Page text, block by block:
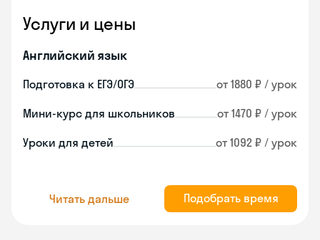
Услуги и цены
Английский язык
Подготовка к ЕГЭ/ОГЭ от 1880 ₽ / урок
Мини-курс для школьников от 1470 ₽ / урок
Уроки для детей от 1092 ₽ / урок
Читать дальше Подобрать время